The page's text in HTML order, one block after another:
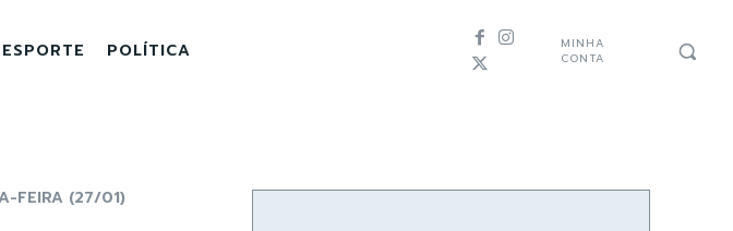
ESPORTE POLÍTICA
MINHA
CONTA
FEIRA (27/01)